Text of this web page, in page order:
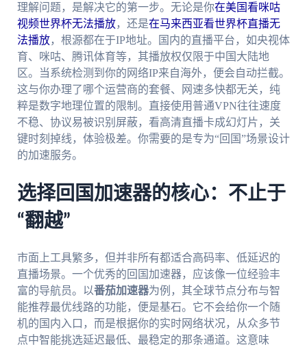
理解问题，是解决它的第一步。无论是你在美国看咪咕
视频世界杯无法播放，还是在马来西亚看世界杯直播无
法播放，根源都在于IP地址。国内的直播平台，如央视体
育、咪咕、腾讯体育等，其播放权仅限于中国大陆地
区。当系统检测到你的网络IP来自海外，便会自动拦截。
这与你办理了哪个运营商的套餐、网速多快都无关，纯
粹是数字地理位置的限制。直接使用普通VPN往往速度
不稳、协议易被识别屏蔽，看高清直播卡成幻灯片，关
键时刻掉线，体验极差。你需要的是专为“回国”场景设计
的加速服务。
选择回国加速器的核心：不止于
“翻越”
市面上工具繁多，但并非所有都适合高码率、低延迟的
直播场景。一个优秀的回国加速器，应该像一位经验丰
富的导航员。以番茄加速器为例，其全球节点分布与智
能推荐最优线路的功能，便是基石。它不会给你一个随
机的国内入口，而是根据你的实时网络状况，从众多节
点中智能挑选延迟最低、最稳定的那条通道。这意味